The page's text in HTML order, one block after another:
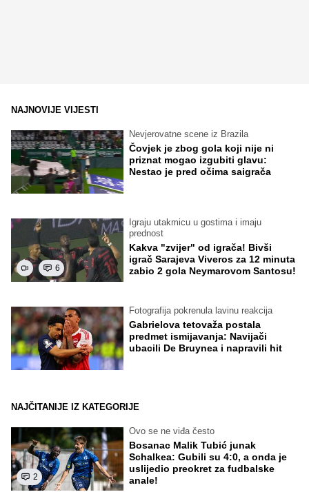
NAJNOVIJE VIJESTI
Nevjerovatne scene iz Brazila
Čovjek je zbog gola koji nije ni
priznat mogao izgubiti glavu:
Nestao je pred očima saigrača
6
Igraju utakmicu u gostima i imaju
prednost
Kakva "zvijer" od igrača! Bivši
igrač Sarajeva Viveros za 12 minuta
zabio 2 gola Neymarovom Santosu!
Fotografija pokrenula lavinu reakcija
Gabrielova tetovaža postala
predmet ismijavanja: Navijači
ubacili De Bruynea i napravili hit
NAJČITANIJE IZ KATEGORIJE
2
Ovo se ne viđa često
Bosanac Malik Tubić junak
Schalkea: Gubili su 4:0, a onda je
uslijedio preokret za fudbalske
anale!